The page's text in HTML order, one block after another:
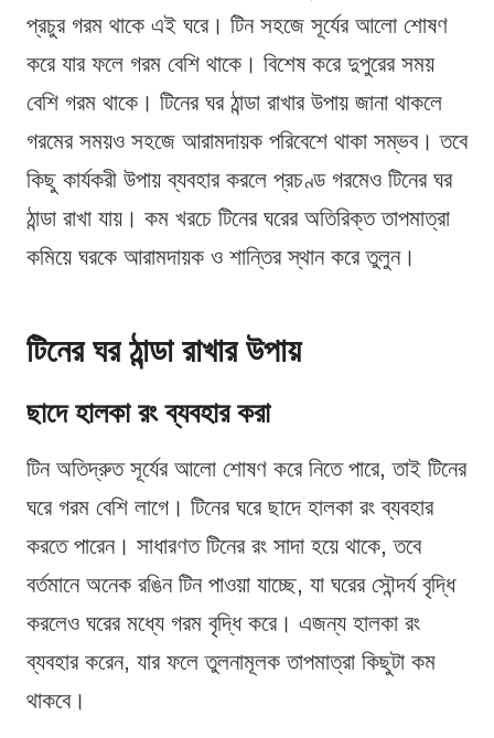
প্রচুর গরম থাকে এই ঘরে। টিন সহজে সূর্যের আলো শোষণ
করে যার ফলে গরম বেশি থাকে। বিশেষ করে দুপুরের সময়
বেশি গরম থাকে। টিনের ঘর ঠান্ডা রাখার উপায় জানা থাকলে
গরমের সময়ও সহজে আরামদায়ক পরিবেশে থাকা সম্ভব। তবে
কিছু কার্যকরী উপায় ব্যবহার করলে প্রচণ্ড গরমেও টিনের ঘর
ঠান্ডা রাখা যায়। কম খরচে টিনের ঘরের অতিরিক্ত তাপমাত্রা
কমিয়ে ঘরকে আরামদায়ক ও শান্তির স্থান করে তুলুন।
টিনের ঘর ঠান্ডা রাখার উপায়
ছাদে হালকা রং ব্যবহার করা
টিন অতিদ্রুত সূর্যের আলো শোষণ করে নিতে পারে, তাই টিনের
ঘরে গরম বেশি লাগে। টিনের ঘরে ছাদে হালকা রং ব্যবহার
করতে পারেন। সাধারণত টিনের রং সাদা হয়ে থাকে, তবে
বর্তমানে অনেক রঙিন টিন পাওয়া যাচ্ছে, যা ঘরের সৌন্দর্য বৃদ্ধি
করলেও ঘরের মধ্যে গরম বৃদ্ধি করে। এজন্য হালকা রং
ব্যবহার করেন, যার ফলে তুলনামূলক তাপমাত্রা কিছুটা কম
থাকবে।